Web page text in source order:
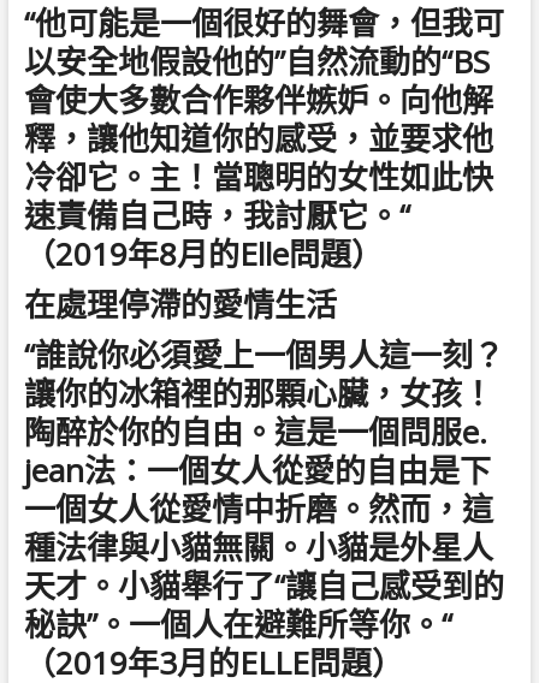
“他可能是一個很好的舞會，但我可
以安全地假設他的”自然流動的“BS
會使大多數合作夥伴嫉妒。向他解
釋，讓他知道你的感受，並要求他
冷卻它。主！當聰明的女性如此快
速責備自己時，我討厭它。“
（2019年8月的Elle問題）
在處理停滯的愛情生活
“誰說你必須愛上一個男人這一刻？
讓你的冰箱裡的那顆心臟，女孩！
陶醉於你的自由。這是一個問服e.
jean法：一個女人從愛的自由是下
一個女人從愛情中折磨。然而，這
種法律與小貓無關。小貓是外星人
天才。小貓舉行了“讓自己感受到的
秘訣”。一個人在避難所等你。“
（2019年3月的ELLE問題）